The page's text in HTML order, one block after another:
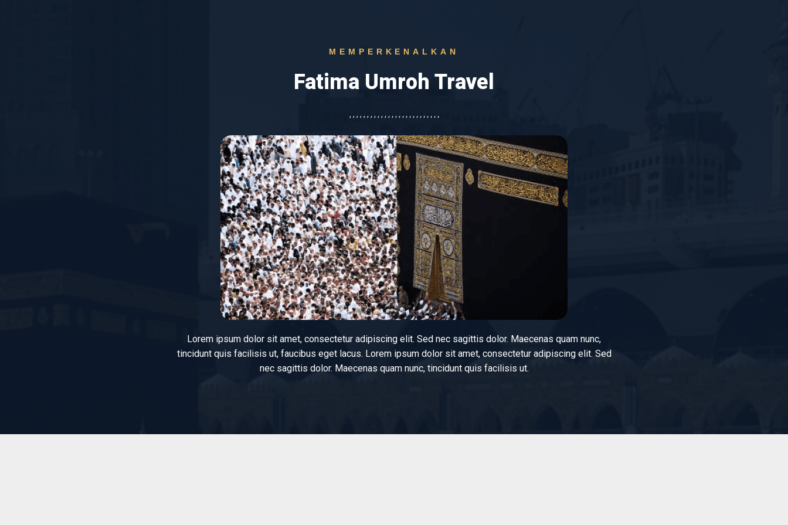
MEMPERKENALKAN
Fatima Umroh Travel
Lorem ipsum dolor sit amet, consectetur adipiscing elit. Sed nec sagittis dolor. Maecenas quam nunc,
tincidunt quis facilisis ut, faucibus eget lacus. Lorem ipsum dolor sit amet, consectetur adipiscing elit. Sed
nec sagittis dolor. Maecenas quam nunc, tincidunt quis facilisis ut.